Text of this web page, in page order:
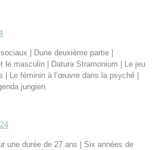
| Dune deuxième partie |
le masculin | Datura Stramonium | Le jeu
| Le féminin à l’œuvre dans la psyché |
jungien.
une durée de 27 ans | Six années de